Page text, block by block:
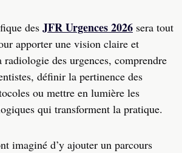
des JFR Urgences 2026 sera tout
apporter une vision claire et
des urgences, comprendre
définir la pertinence des
ou mettre en lumière les
qui transforment la pratique.
imaginé d’y ajouter un parcours